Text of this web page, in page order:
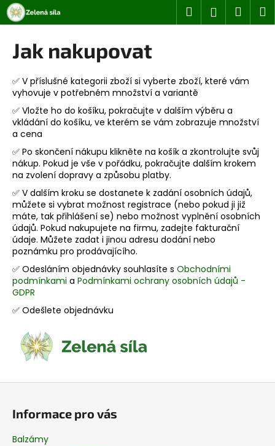
Přejít
na
obsah
Hledat
Jak nakupovat
✅ V příslušné kategorii zboží si vyberte zboží, které vám
vyhovuje v potřebném množství a variantě
✅ Vložte ho do košíku, pokračujte v dalším výběru a
vkládání do košíku, ve kterém se vám zobrazuje množství
a cena
✅ Po skončení nákupu klikněte na košík a zkontrolujte svůj
nákup. Pokud je vše v pořádku, pokračujte dalším krokem
na zvolení dopravy a způsobu platby.
✅ V dalším kroku se dostanete k zadání osobních údajů,
můžete si vybrat možnost registrace (nebo pokud ji již
máte, tak přihlášení se) nebo možnost vyplnění osobních
údajů. Pokud nakupujete na firmu, zadejte fakturační
údaje. Můžete zadat i jinou adresu dodání nebo
poznámku pro prodávajícího.
✅ Odesláním objednávky souhlasíte s Obchodními
podmínkami a Podmínkami ochrany osobních údajů -
GDPR
✅ Odešlete objednávku
K
o
o
p
o
t
ř
e
b
u
j
e
t
e
n
a
j
HLEDAT
Informace pro vás
Balzámy